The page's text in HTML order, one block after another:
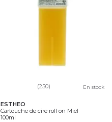
(250) En stock
ESTHEO
Cartouche de cire roll on Miel
100ml